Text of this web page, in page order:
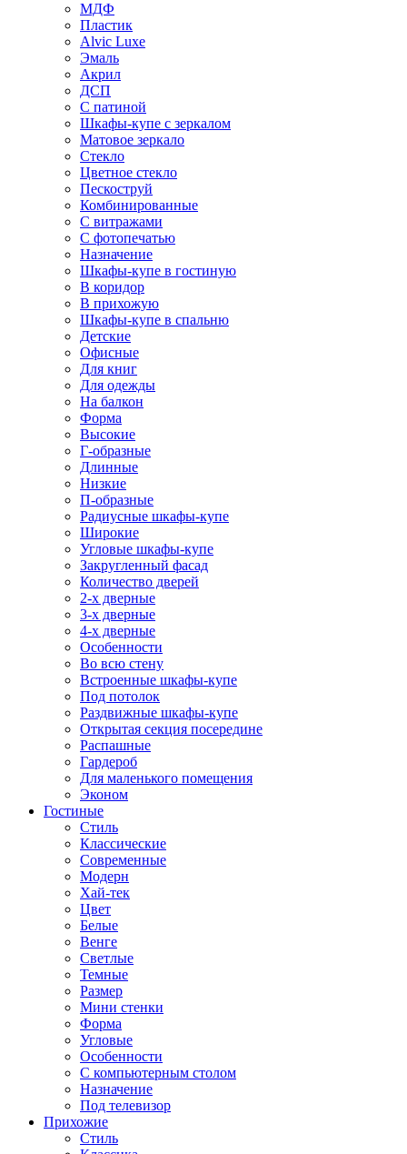
МДФ
Пластик
Alvic Luxe
Эмаль
Акрил
ДСП
С патиной
Шкафы-купе с зеркалом
Матовое зеркало
Стекло
Цветное стекло
Пескоструй
Комбинированные
С витражами
С фотопечатью
Назначение
Шкафы-купе в гостиную
В коридор
В прихожую
Шкафы-купе в спальню
Детские
Офисные
Для книг
Для одежды
На балкон
Форма
Высокие
Г-образные
Длинные
Низкие
П-образные
Радиусные шкафы-купе
Широкие
Угловые шкафы-купе
Закругленный фасад
Количество дверей
2-х дверные
3-х дверные
4-х дверные
Особенности
Во всю стену
Встроенные шкафы-купе
Под потолок
Раздвижные шкафы-купе
Открытая секция посередине
Распашные
Гардероб
Для маленького помещения
Эконом
Гостиные
Стиль
Классические
Современные
Модерн
Хай-тек
Цвет
Белые
Венге
Светлые
Темные
Размер
Мини стенки
Форма
Угловые
Особенности
С компьютерным столом
Назначение
Под телевизор
Прихожие
Стиль